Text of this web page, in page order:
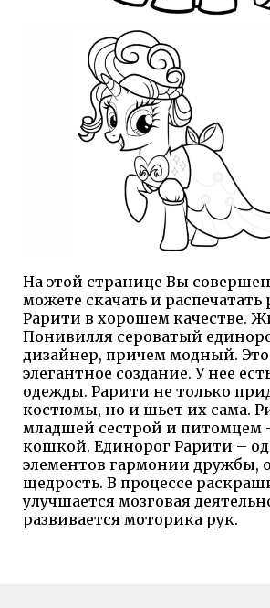
На этой странице Вы
можете скачать и распечатать
Рарити в хорошем качестве.
Понивилля сероватый
дизайнер, причем модный.
элегантное создание. У нее
одежды. Рарити не только
костюмы, но и шьет их сама.
младшей сестрой и питомцем
кошкой. Единорог Рарити –
элементов гармонии дружбы,
щедрость. В процессе
улучшается мозговая
развивается моторика рук.